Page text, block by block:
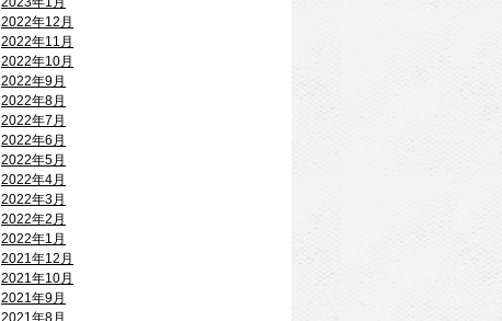
2022年12月
2022年11月
2022年10月
2022年9月
2022年8月
2022年7月
2022年6月
2022年5月
2022年4月
2022年3月
2022年2月
2022年1月
2021年12月
2021年10月
2021年9月
2021年8月